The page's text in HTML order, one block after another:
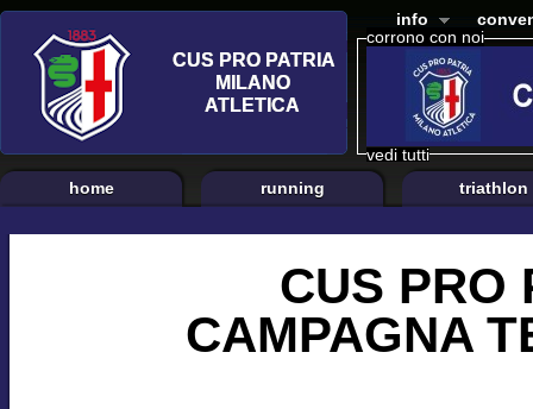
corrono con noi
vedi tutti
info
home running triathlon
CUS PRO
CAMPAGNA